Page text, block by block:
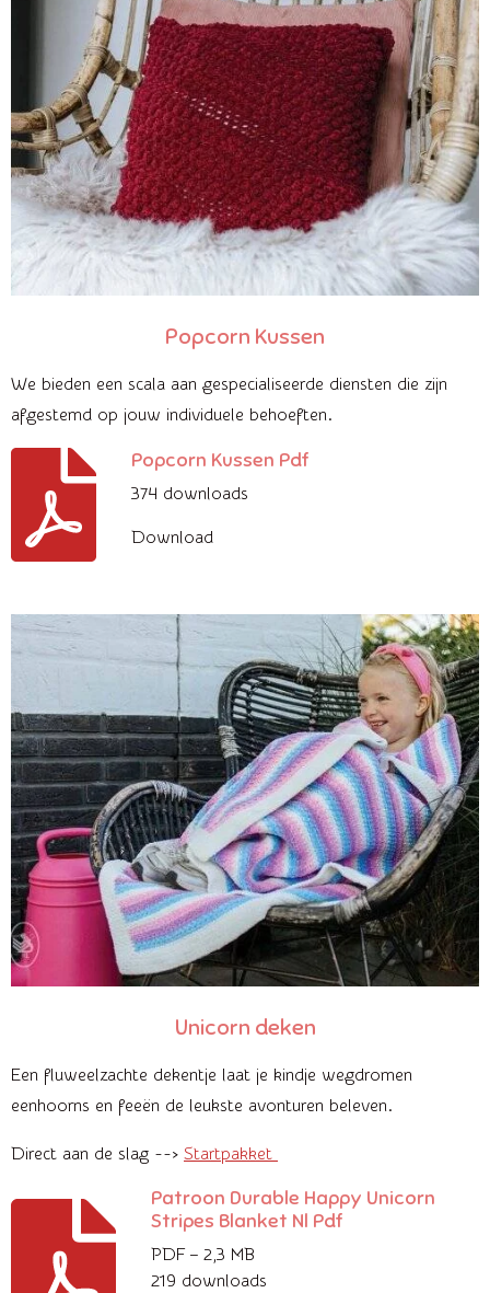
Popcorn Kussen
We bieden een scala aan gespecialiseerde diensten die zijn
afgestemd op jouw individuele behoeften.
Popcorn Kussen Pdf
374 downloads
Download
Unicorn deken
Een fluweelzachte dekentje laat je kindje wegdromen
eenhoorns en feeën de leukste avonturen beleven.
Direct aan de slag --> Startpakket
Patroon Durable Happy Unicorn
Stripes Blanket Nl Pdf
PDF – 2,3 MB
219 downloads